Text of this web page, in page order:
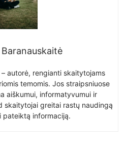
– autorė, rengianti skaitytojams
temomis. Jos straipsniuose
aiškumui, informatyvumui ir
skaitytojai greitai rastų naudingą
pateiktą informaciją.